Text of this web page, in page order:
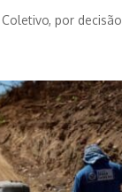
por decisão